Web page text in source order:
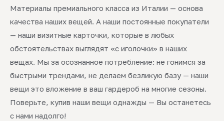
Материалы премиального класса из Италии — основа
качества наших вещей. А наши постоянные покупатели
— наши визитные карточки, которые в любых
обстоятельствах выглядят «с иголочки» в наших
вещах. Мы за осознанное потребление: не гонимся за
быстрыми трендами, не делаем безликую базу — наши
вещи это вложение в ваш гардероб на многие сезоны.
Поверьте, купив наши вещи однажды — Вы останетесь
с нами надолго!